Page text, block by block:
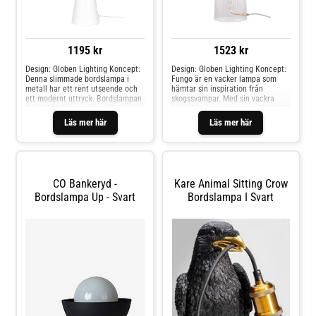
1195 kr
Läs mer här
Design: Globen Lighting Koncept:
Denna slimmade bordslampa i
metall har ett rent utseende och
ett modernt uttryck. Bordslampan
ett sidobord eller bredvid sängen.
Cannes Bordslampan eleganta
och moderna design kommer att
1523 kr
Läs mer här
Design: Globen Lighting Koncept:
Fungo är en vacker lampa som
hämtar sin inspiration från
skogssvampar. Med sin vackra
mjuk belysning, vilket gör den
perfekt att läsa på natten, i din
bokhylla eller på ett sidobord.
CO Bankeryd -
Bordslampa Up - Svart
Kare Animal Sitting Crow
Bordslampa I Svart